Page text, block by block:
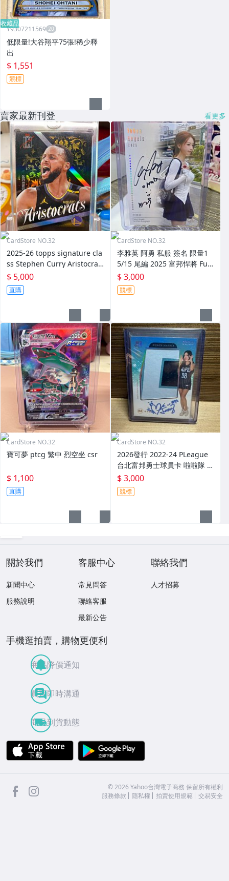
收藏品
Y9307211569
低限量!大谷翔平75張!稀少釋
出
$ 1,551
競標
賣家最新刊登 看更多
CardStore NO.32
2025-26 topps signature cla
ss Stephen Curry Aristocrat
s #AR-1 SSP Case hit
$ 5,000
直購
CardStore NO.32
李雅英 阿勇 私服 簽名 限量1
5/15 尾編 2025 富邦悍將 Fub
on Angels 啦啦隊卡 女孩卡
（w)
$ 3,000
競標
CardStore NO.32
寶可夢 ptcg 繁中 烈空坐 csr
$ 1,100
直購
CardStore NO.32
2026發行 2022-24 PLeague
台北富邦勇士球員卡 啦啦隊 女
孩卡 Fubon Angels 南珉貞 球
衣 三色暴力patch 限量/20
$ 3,000
競標
關於我們
新聞中心
服務說明
客服中心
常見問答
聯絡客服
最新公告
聯絡我們
人才招募
手機逛拍賣，購物更便利
商品降價通知
買賣即時溝通
商品到貨動態
APP Store
facebook ©2026 Yahoo台灣電子商務 保留所有權利
服務條款
隱私權 拍賣使用規範 交易安全